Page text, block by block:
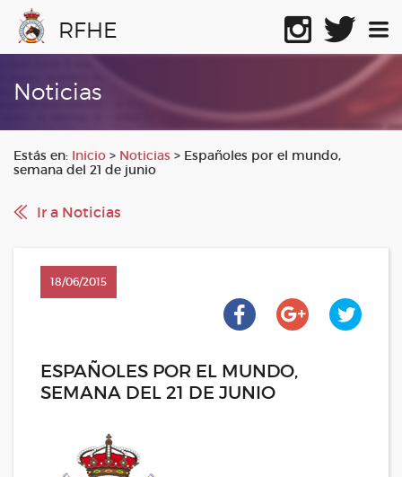
RFHE
Noticias
Estás en: Inicio > Noticias > Españoles por el mundo,
semana del 21 de junio
Ir a Noticias
18/06/2015
ESPAÑOLES POR EL MUNDO,
SEMANA DEL 21 DE JUNIO